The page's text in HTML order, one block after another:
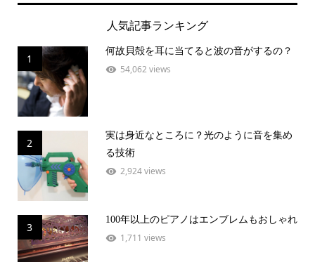
人気記事ランキング
1
何故貝殻を耳に当てると波の音がするの？
54,062 views
2
実は身近なところに？光のように音を集め
る技術
2,924 views
3
100年以上のピアノはエンブレムもおしゃれ
1,711 views